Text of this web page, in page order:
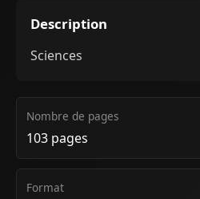
Description
Sciences
Nombre de pages
103 pages
Format